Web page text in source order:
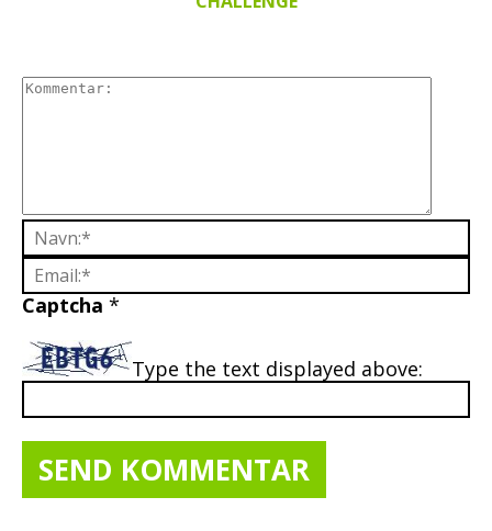
Captcha *
Type the text displayed above: